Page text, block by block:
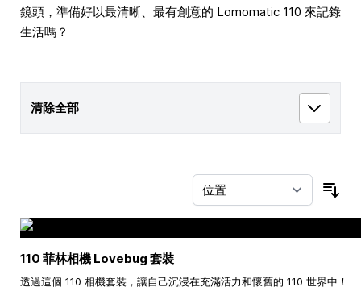
鏡頭，準備好以最清晰、最有創意的 Lomomatic 110 來記錄
生活嗎？
清除全部
110 菲林相機 Lovebug 套裝
透過這個 110 相機套裝，讓自己沉浸在充滿活力和懷舊的 110 世界中！